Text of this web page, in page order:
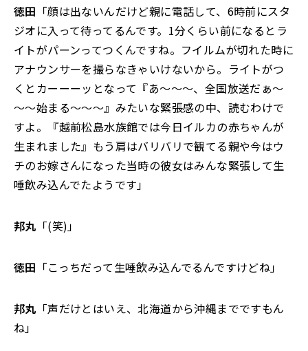
徳田 「顔は出ないんだけど親に電話して、6時前にスタ
ジオに入って待ってるんです。1分くらい前になるとラ
イトがパーンってつくんですね。フイルムが切れた時に
アナウンサーを撮らなきゃいけないから。ライトがつ
くとカーーーッとなって『あ～～～、全国放送だぁ～
～～始まる～～～』みたいな緊張感の中、読むわけで
すよ。『越前松島水族館では今日イルカの赤ちゃんが
生まれました』もう肩はバリバリで観てる親や今はウ
チのお嫁さんになった当時の彼女はみんな緊張して生
唾飲み込んでたようです」
邦丸 「(笑)」
徳田 「こっちだって生唾飲み込んでるんですけどね」
邦丸 「声だけとはいえ、北海道から沖縄までですもん
ね」